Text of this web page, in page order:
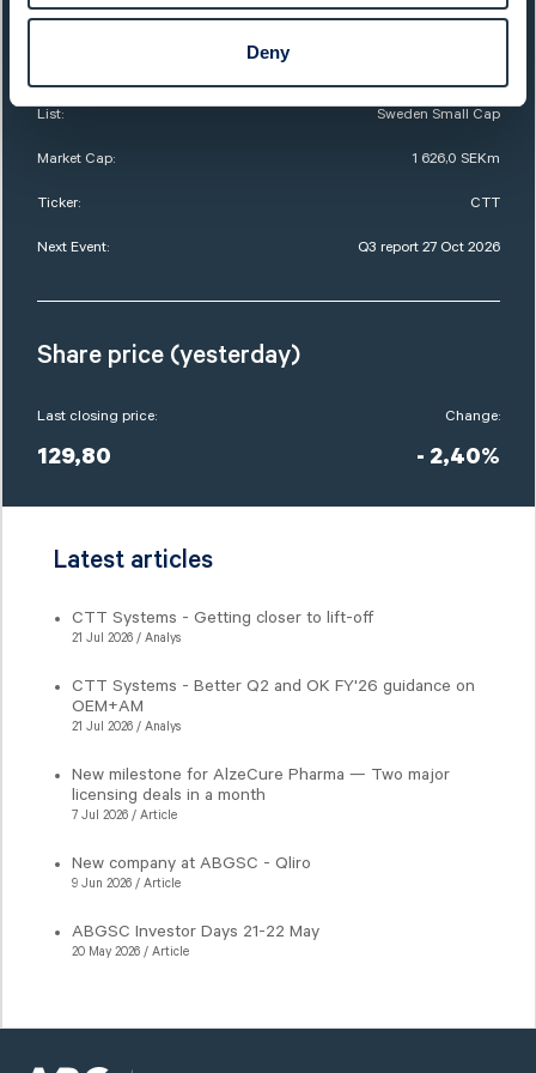
Deny
Sector: Capital Goods
List: Sweden Small Cap
Market Cap: 1 626,0 SEKm
Ticker: CTT
Next Event: Q3 report 27 Oct 2026
Share price (yesterday)
Last closing price:
129,80
Change:
- 2,40%
Latest articles
CTT Systems - Getting closer to lift-off
21 Jul 2026 / Analys
CTT Systems - Better Q2 and OK FY'26 guidance on
OEM+AM
21 Jul 2026 / Analys
New milestone for AlzeCure Pharma — Two major
licensing deals in a month
7 Jul 2026 / Article
New company at ABGSC - Qliro
9 Jun 2026 / Article
ABGSC Investor Days 21-22 May
20 May 2026 / Article